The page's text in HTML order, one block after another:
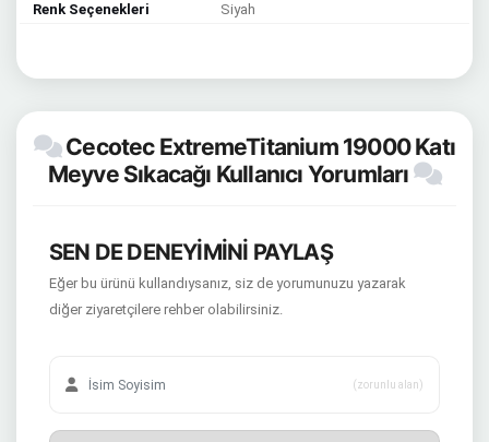
Renk Seçenekleri
Siyah
Cecotec ExtremeTitanium 19000 Katı
Meyve Sıkacağı Kullanıcı Yorumları
SEN DE DENEYİMİNİ PAYLAŞ
Eğer bu ürünü kullandıysanız, siz de yorumunuzu yazarak
diğer ziyaretçilere rehber olabilirsiniz.
(zorunlu alan)